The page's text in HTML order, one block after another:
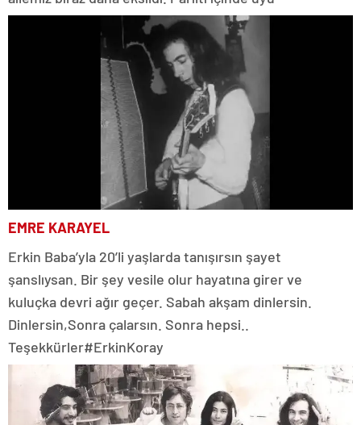
EMRE KARAYEL
Erkin Baba’yla 20’li yaşlarda tanışırsın şayet
şanslıysan. Bir şey vesile olur hayatına girer ve
kuluçka devri ağır geçer. Sabah akşam dinlersin.
Dinlersin,Sonra çalarsın. Sonra hepsi..
Teşekkürler#ErkinKoray